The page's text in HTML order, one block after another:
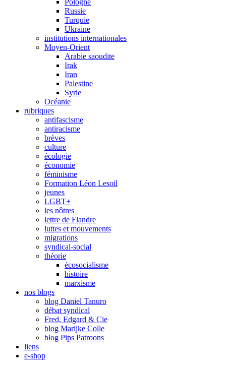
Pologne
Russie
Turquie
Ukraine
institutions internationales
Moyen-Orient
Arabie saoudite
Irak
Iran
Palestine
Syrie
Océanie
rubriques
antifascisme
antiracisme
brèves
culture
écologie
économie
féminisme
Formation Léon Lesoil
jeunes
LGBT+
les nôtres
lettre de Flandre
luttes et mouvements
migrations
syndical-social
théorie
écosocialisme
histoire
marxisme
nos blogs
blog Daniel Tanuro
débat syndical
Fred, Edgard & Cie
blog Marijke Colle
blog Pips Patroons
liens
e-shop